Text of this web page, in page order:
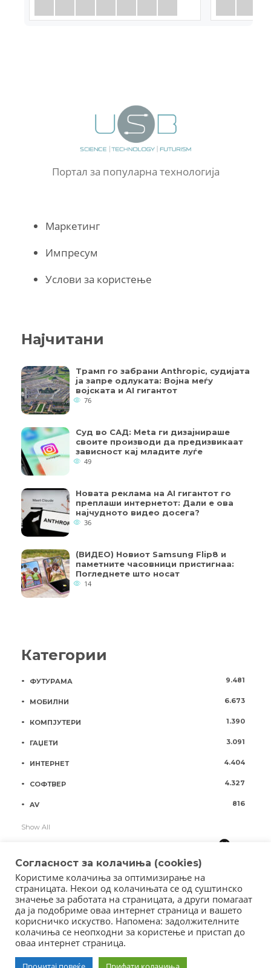
Портал за популарна технологија
Маркетинг
Импресум
Услови за користење
Најчитани
Трамп го забрани Anthropic, судијата
ја запре одлуката: Војна меѓу
војската и AI гигантот
76
Суд во САД: Meta ги дизајнираше
своите производи да предизвикаат
зависност кај младите луѓе
49
Новата реклама на AI гигантот го
преплаши интернетот: Дали е ова
најчудното видео досега?
36
(ВИДЕО) Новиот Samsung Flip8 и
паметните часовници пристигнаа:
Погледнете што носат
14
Категории
ФУТУРАМА 9.481
МОБИЛНИ 6.673
КОМПЈУТЕРИ 1.390
ГАЏЕТИ 3.091
ИНТЕРНЕТ 4.404
СОФТВЕР 4.327
AV 816
Show All
Copyright © 2018 - Member of IAB Macedonia
Member of Clip Media Group / 2017
Согласност за колачиња (cookies)
Користиме колачиња за оптимизирање на
страницата. Некои од колачињата се од суштинско
значење за работата на страницата, а други помагаат
да ја подобриме оваа интернет страница и вашето
корисничко искуство. Напомена: задолжителните
колачиња се неопходни за користење и пристап до
оваа интернет страница.